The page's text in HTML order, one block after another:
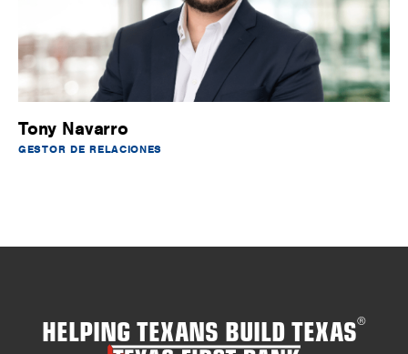
Tony Navarro
GESTOR DE RELACIONES
HELPING TEXANS BUILD TEXAS®